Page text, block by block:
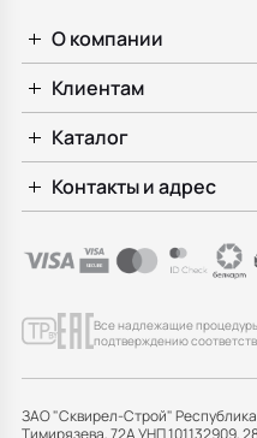
О компании
Клиентам
Каталог
Контакты и адрес
Все надлежащие
подтверждению
ЗАО "Сквирел-Строй" Республика
Тимирязева, 72А УНП 101132909,